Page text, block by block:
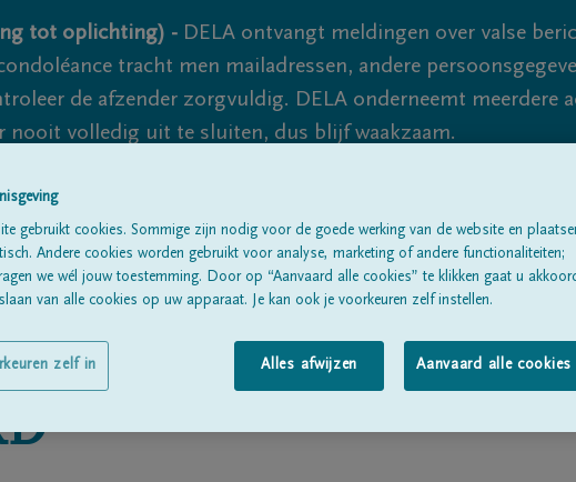
tot oplichting) - DELA ontvangt meldingen over valse
tracht men mailadressen, andere
de afzender zorgvuldig. DELA onderneemt meerdere
volledig uit te sluiten, dus blijf waakzaam.
Alle rouwberichtenOver ons
gebruikt cookies. Sommige zijn nodig voor de goede werking van de website en
Andere cookies worden gebruikt voor analyse, marketing of andere functionaliteiten;
we wél jouw toestemming. Door op “Aanvaard alle cookies” te klikken gaat u
van alle cookies op uw apparaat. Je kan ook je voorkeuren zelf instellen.
Alles afwijzen Aanvaard alle cookies
zelf in